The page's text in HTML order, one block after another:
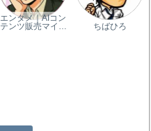
エンタメ｜AIコン
テンツ販売マイ…
ちばひろ